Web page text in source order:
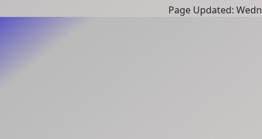
Page Updated: